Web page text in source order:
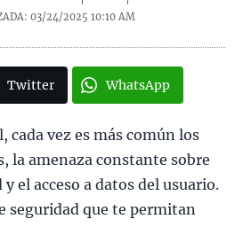
03/24/2025 10:10 AM
Twitter WhatsApp
vez es más común los
la amenaza constante sobre
el acceso a datos del usuario.
seguridad que te permitan